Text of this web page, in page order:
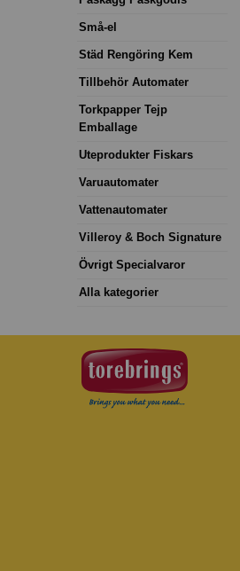
Små-el
Städ Rengöring Kem
Tillbehör Automater
Torkpapper Tejp
Emballage
Uteprodukter Fiskars
Varuautomater
Vattenautomater
Villeroy & Boch Signature
Övrigt Specialvaror
Alla kategorier